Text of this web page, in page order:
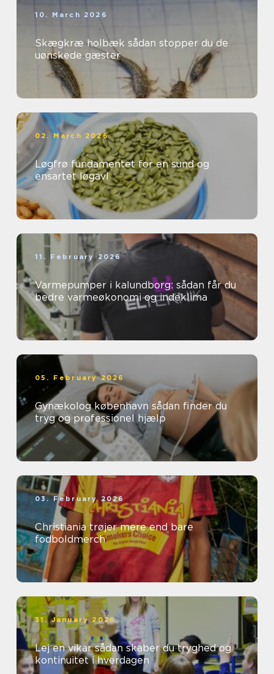
10. March 2026
Skægkræ holbæk sådan stopper du de
uønskede gæster
02. March 2026
Løgfrø fundamentet for en sund og
ensartet løgavl
11. February 2026
Varmepumper i kalundborg: sådan får du
bedre varmeøkonomi og indeklima
05. February 2026
Gynækolog københavn sådan finder du
tryg og professionel hjælp
03. February 2026
Christiania trøjer mere end bare
fodboldmerch
31. January 2026
Lej en vikar sådan skaber du tryghed og
kontinuitet i hverdagen